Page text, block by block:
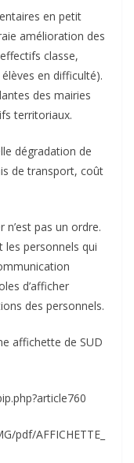
en petit
amélioration des
classe,
en difficulté).
des mairies
territoriaux.
dégradation de
de transport, coût
pas un ordre.
les personnels qui
d’afficher
des personnels.
affichette de SUD
pdf/AFFICHETTE_